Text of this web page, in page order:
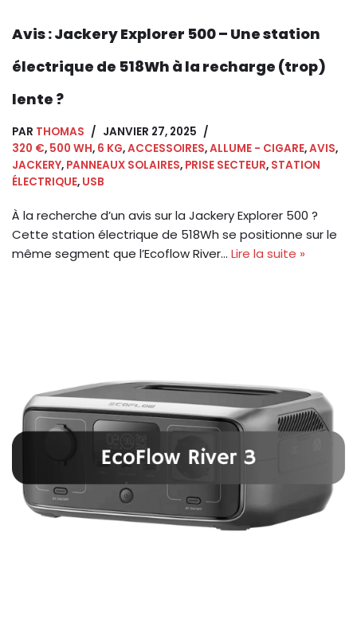
Avis : Jackery Explorer 500 – Une station
électrique de 518Wh à la recharge (trop)
lente ?
PAR THOMAS
JANVIER 27, 2025
320 €, 500 WH, 6 KG,ACCESSOIRES,ALLUME - CIGARE,AVIS,
JACKERY, PANNEAUX SOLAIRES, PRISE SECTEUR, STATION
ÉLECTRIQUE, USB
À la recherche d’un avis sur la Jackery Explorer 500 ?
Cette station électrique de 518Wh se positionne sur le
même segment que l’Ecoflow River… Lire la suite »